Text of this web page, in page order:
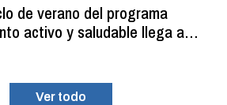
de verano del programa
activo y saludable llega a
Ver todo